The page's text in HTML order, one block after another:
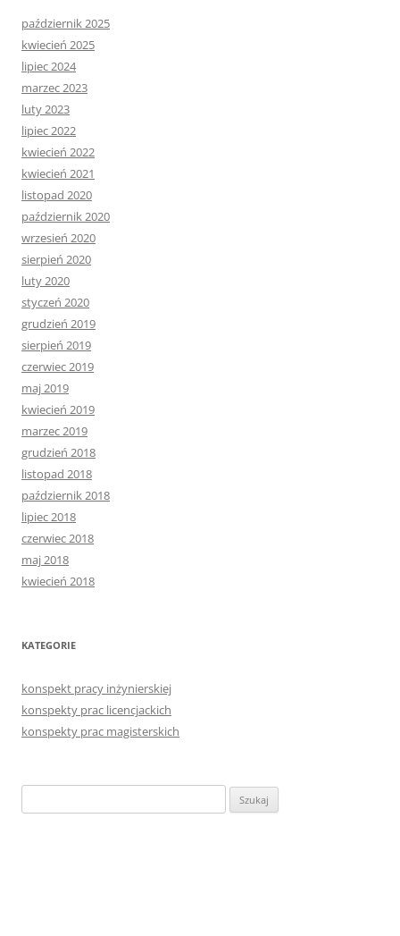
październik 2025
kwiecień 2025
lipiec 2024
marzec 2023
luty 2023
lipiec 2022
kwiecień 2022
kwiecień 2021
listopad 2020
październik 2020
wrzesień 2020
sierpień 2020
luty 2020
styczeń 2020
grudzień 2019
sierpień 2019
czerwiec 2019
maj 2019
kwiecień 2019
marzec 2019
grudzień 2018
listopad 2018
październik 2018
lipiec 2018
czerwiec 2018
maj 2018
kwiecień 2018
KATEGORIE
konspekt pracy inżynierskiej
konspekty prac licencjackich
konspekty prac magisterskich